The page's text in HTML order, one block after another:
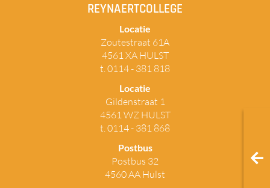
REYNAERTCOLLEGE
Locatie
Zoutestraat 61A
4561 XA HULST
t. 0114 - 381 818
Locatie
Gildenstraat 1
4561 WZ HULST
t. 0114 - 381 868
Postbus
Postbus 32
4560 AA Hulst